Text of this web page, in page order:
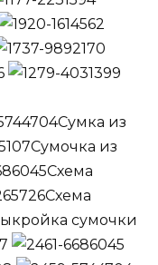
Сумка из
Сумочка из
Схема
Схема
сумочки